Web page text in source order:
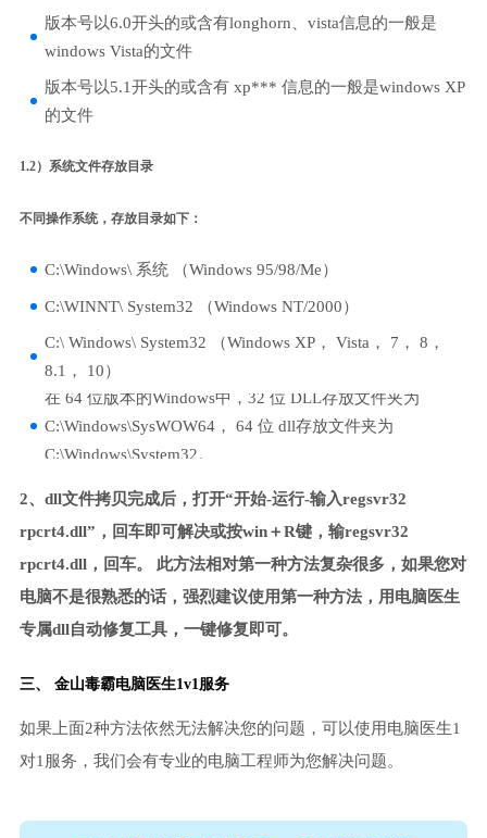
版本号以6.0开头的或含有longhorn、vista信息的一般是
windows Vista的文件
版本号以5.1开头的或含有 xp*** 信息的一般是windows XP
的文件
1.2）系统文件存放目录
不同操作系统，存放目录如下：
C:\Windows\ 系统 （Windows 95/98/Me）
C:\WINNT\ System32 （Windows NT/2000）
C:\ Windows\ System32 （Windows XP， Vista， 7， 8，
8.1， 10）
在 64 位版本的Windows中，32 位 DLL存放文件夹为
C:\Windows\SysWOW64， 64 位 dll存放文件夹为
C:\Windows\System32。
2、dll文件拷贝完成后，打开“开始-运行-输入regsvr32
rpcrt4.dll”，回车即可解决或按win＋R键，输regsvr32
rpcrt4.dll，回车。 此方法相对第一种方法复杂很多，如果您对
电脑不是很熟悉的话，强烈建议使用第一种方法，用电脑医生
专属dll自动修复工具，一键修复即可。
三、 金山毒霸电脑医生1v1服务
如果上面2种方法依然无法解决您的问题，可以使用电脑医生1
对1服务，我们会有专业的电脑工程师为您解决问题。